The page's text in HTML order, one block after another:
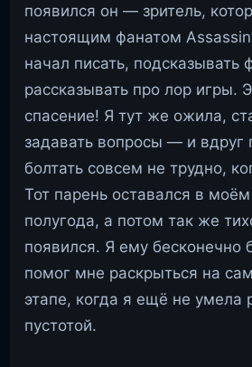
появился он — зритель,
настоящим фанатом
начал писать, подсказывать
рассказывать про лор игры.
спасение! Я тут же ожила,
задавать вопросы — и вдруг
болтать совсем не трудно,
Тот парень оставался в
полугода, а потом так же
появился. Я ему бесконечно
помог мне раскрыться на
этапе, когда я ещё не умела
пустотой.